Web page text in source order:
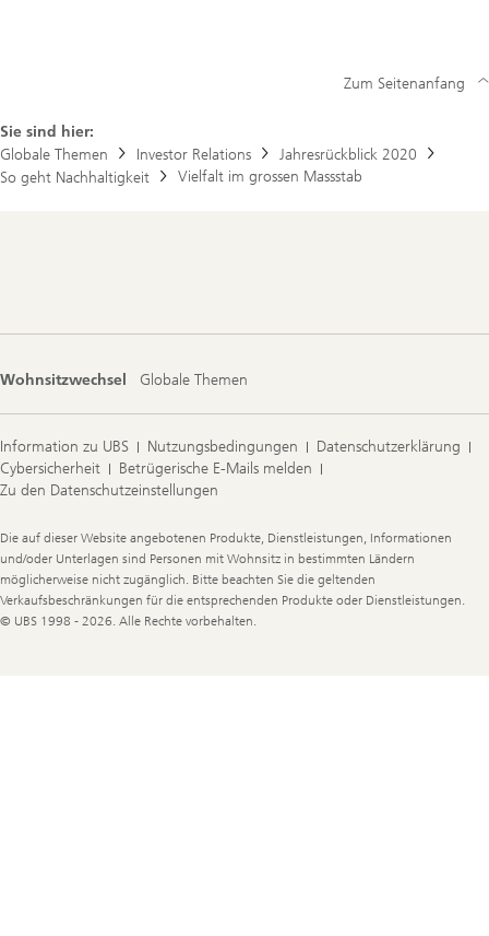
Sie sind hier:
Globale Themen
Investor Relations
Jahresrückblick 2020
So geht Nachhaltigkeit
Vielfalt im grossen Massstab
Zum Seitenanfang
Wohnsitzwechsel Globale Themen
Information zu UBS Nutzungsbedingungen
Datenschutzerklärung
Cybersicherheit
Betrügerische E-Mails melden
Zu den Datenschutzeinstellungen
Legal
Information
Die auf dieser Website angebotenen Produkte, Dienstleistungen, Informationen
und/oder Unterlagen sind Personen mit Wohnsitz in bestimmten Ländern
möglicherweise nicht zugänglich. Bitte beachten Sie die geltenden
Verkaufsbeschränkungen für die entsprechenden Produkte oder Dienstleistungen.
© UBS 1998 - 2026. Alle Rechte vorbehalten.